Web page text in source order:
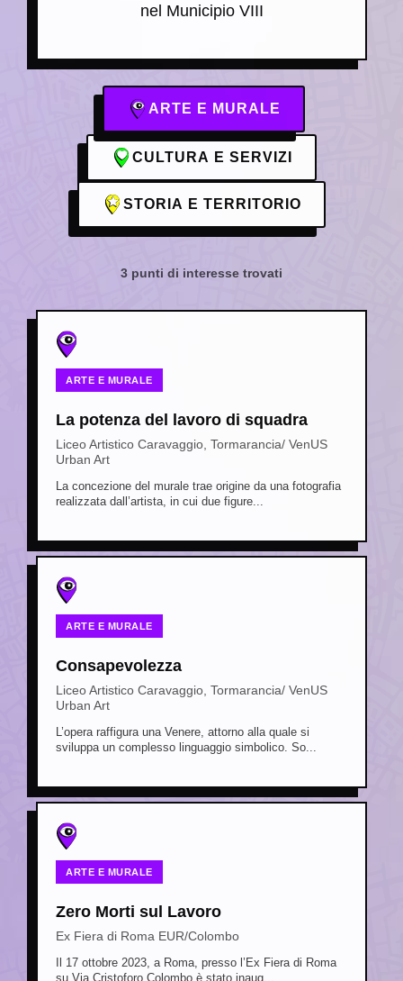
nel Municipio VIII
ARTE E MURALE
CULTURA E SERVIZI
STORIA E TERRITORIO
3 punti di interesse trovati
ARTE E MURALE
La potenza del lavoro di squadra
Liceo Artistico Caravaggio, Tormarancia/ VenUS
Urban Art
La concezione del murale trae origine da una fotografia
realizzata dall’artista, in cui due figure...
ARTE E MURALE
Consapevolezza
Liceo Artistico Caravaggio, Tormarancia/ VenUS
Urban Art
L’opera raffigura una Venere, attorno alla quale si
sviluppa un complesso linguaggio simbolico. So...
ARTE E MURALE
Zero Morti sul Lavoro
Ex Fiera di Roma EUR/Colombo
Il 17 ottobre 2023, a Roma, presso l’Ex Fiera di Roma
su Via Cristoforo Colombo è stato inaug...